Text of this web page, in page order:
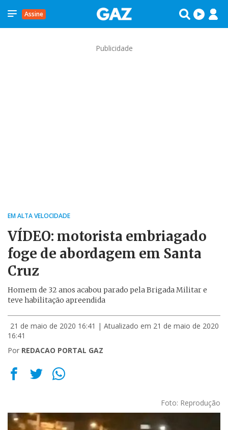
Assine
Publicidade
EM ALTA VELOCIDADE
VÍDEO: motorista embriagado
foge de abordagem em Santa
Cruz
Homem de 32 anos acabou parado pela Brigada Militar e
teve habilitação apreendida
21 de maio de 2020 16:41 | Atualizado em 21 de maio de 2020
16:41
Por REDACAO PORTAL GAZ
Foto: Reprodução